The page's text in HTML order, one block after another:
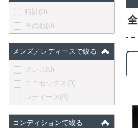
時計(0)
その他(0)
メンズ／レディースで絞る
メンズ(0)
ユニセックス (0)
レディース (0)
コンディションで絞る